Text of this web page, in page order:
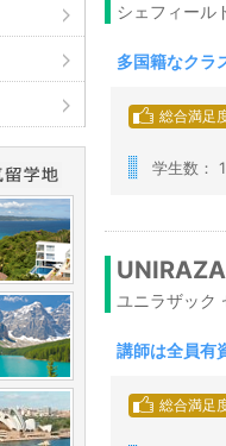
シェフィール
多国籍なクラ
総合満足
学生数：
ユニラザック
講師は全員有
総合満足